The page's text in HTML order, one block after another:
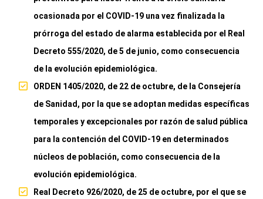
ocasionada por el COVID-19 una vez finalizada la
prórroga del estado de alarma establecida por el Real
Decreto 555/2020, de 5 de junio, como consecuencia
de la evolución epidemiológica.
ORDEN 1405/2020, de 22 de octubre, de la Consejería
de Sanidad, por la que se adoptan medidas específicas
temporales y excepcionales por razón de salud pública
para la contención del COVID-19 en determinados
núcleos de población, como consecuencia de la
evolución epidemiológica.
Real Decreto 926/2020, de 25 de octubre, por el que se